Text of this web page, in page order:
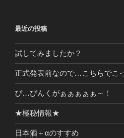
最近の投稿
試してみましたか？
正式発表前なので…こちらでこ
ぴ…ぴんくがぁぁぁぁぁ～！
★極秘情報★
日本酒＋αのすすめ